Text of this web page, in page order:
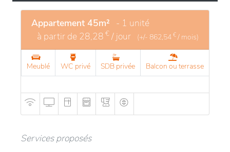
Appartement 45m² - 1 unité
à partir de 28,28 € / jour (+/- 862,54 € / mois)
Meublé WC privé SDB privée Balcon ou terrasse
Services proposés